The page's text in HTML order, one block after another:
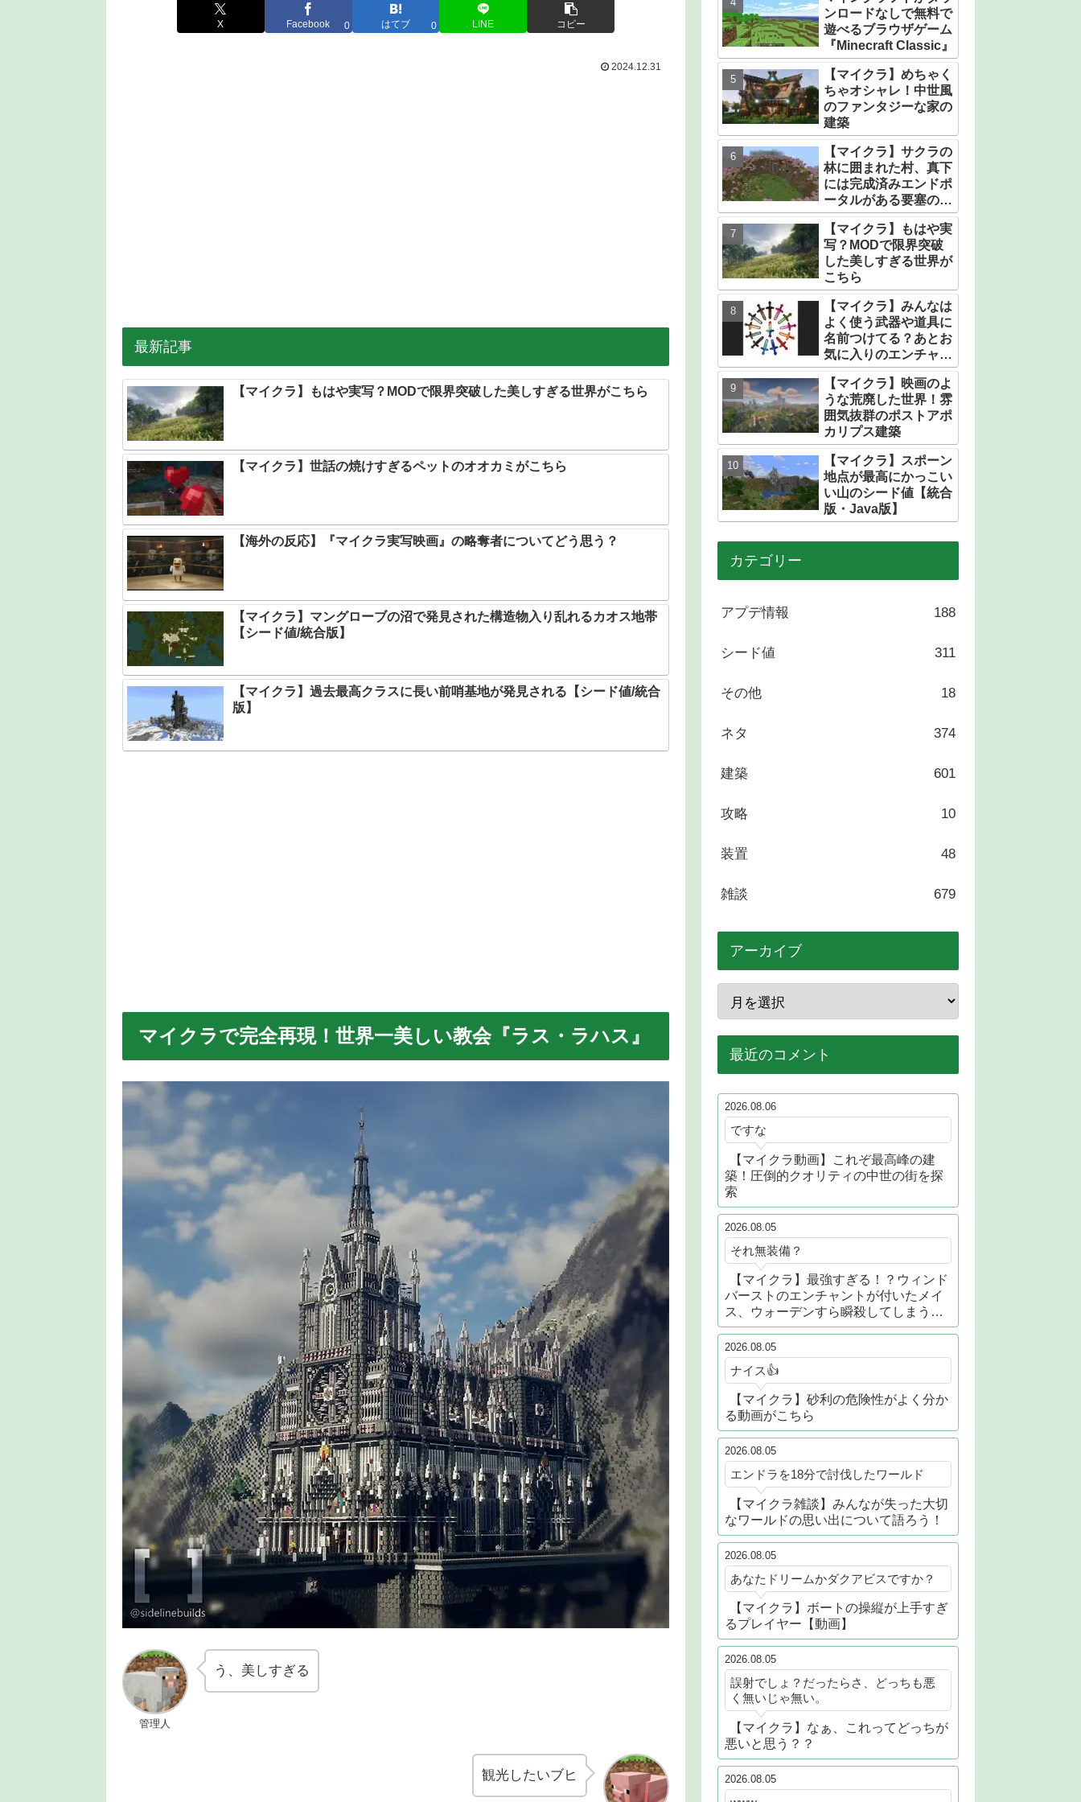
X Facebook 0 はてブ 0 LINE コピー
2024.12.31
最新記事
【マイクラ】もはや実写？MODで限界突破した美しすぎる世界がこちら
【マイクラ】世話の焼けすぎるペットのオオカミがこちら
【海外の反応】『マイクラ実写映画』の略奪者についてどう思う？
【マイクラ】マングローブの沼で発見された構造物入り乱れるカオス地帯
【シード値/統合版】
【マイクラ】過去最高クラスに長い前哨基地が発見される【シード値/統合
版】
マイクラで完全再現！世界一美しい教会『ラス・ラハス』
管理人
う、美しすぎる
観光したいブヒ
ンロードなしで無料で
遊べるブラウザゲーム
『Minecraft Classic』
【マイクラ】めちゃく
ちゃオシャレ！中世風
のファンタジーな家の
建築
【マイクラ】サクラの
林に囲まれた村、真下
には完成済みエンドポ
ータルがある要塞のシ
ード値【統合版】
【マイクラ】もはや実
写？MODで限界突破
した美しすぎる世界が
こちら
【マイクラ】みんなは
よく使う武器や道具に
名前つけてる？あとお
気に入りのエンチャン
トある？
【マイクラ】映画のよ
うな荒廃した世界！雰
囲気抜群のポストアポ
カリプス建築
【マイクラ】スポーン
地点が最高にかっこい
い山のシード値【統合
版・Java版】
カテゴリー
アプデ情報 188
シード値 311
その他 18
ネタ 374
建築 601
攻略 10
装置 48
雑談 679
アーカイブ
最近のコメント
2026.08.06
ですな
【マイクラ動画】これぞ最高峰の建
築！圧倒的クオリティの中世の街を探
索
2026.08.05
それ無装備？
【マイクラ】最強すぎる！？ウィンド
バーストのエンチャントが付いたメイ
ス、ウォーデンすら瞬殺してしまう…
2026.08.05
ナイス👍
【マイクラ】砂利の危険性がよく分か
る動画がこちら
2026.08.05
エンドラを18分で討伐したワールド
【マイクラ雑談】みんなが失った大切
なワールドの思い出について語ろう！
2026.08.05
あなたドリームかダクアビスですか？
【マイクラ】ボートの操縦が上手すぎ
るプレイヤー【動画】
2026.08.05
誤射でしょ？だったらさ、どっちも悪
く無いじゃ無い。
【マイクラ】なぁ、これってどっちが
悪いと思う？？
2026.08.05